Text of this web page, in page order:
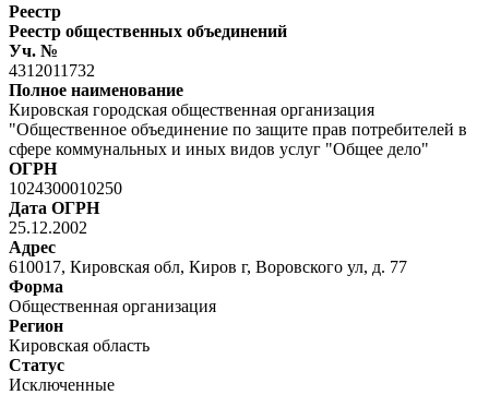
Реестр
Реестр общественных объединений
Уч. №
4312011732
Полное наименование
Кировская городская общественная организация
"Общественное объединение по защите прав потребителей в
сфере коммунальных и иных видов услуг "Общее дело"
ОГРН
1024300010250
Дата ОГРН
25.12.2002
Адрес
610017, Кировская обл, Киров г, Воровского ул, д. 77
Форма
Общественная организация
Регион
Кировская область
Статус
Исключенные